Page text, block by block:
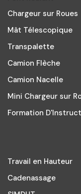
Chargeur sur Roues
Mât Télescopique
Transpalette
Camion Flèche
Camion Nacelle
Mini Chargeur sur
Formation
Travail en Hauteur
Cadenassage